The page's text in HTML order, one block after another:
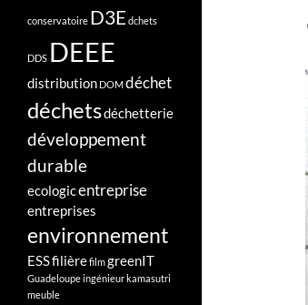
conservatoire D3Edchets
DDS DEEE
distribution DOMdéchet
déchetsdéchetterie
développement
durable
ecologicentreprise
entreprises
environnement
ESSfilièrefilmgreenIT
Guadeloupeingénieurkamasutri
meuble